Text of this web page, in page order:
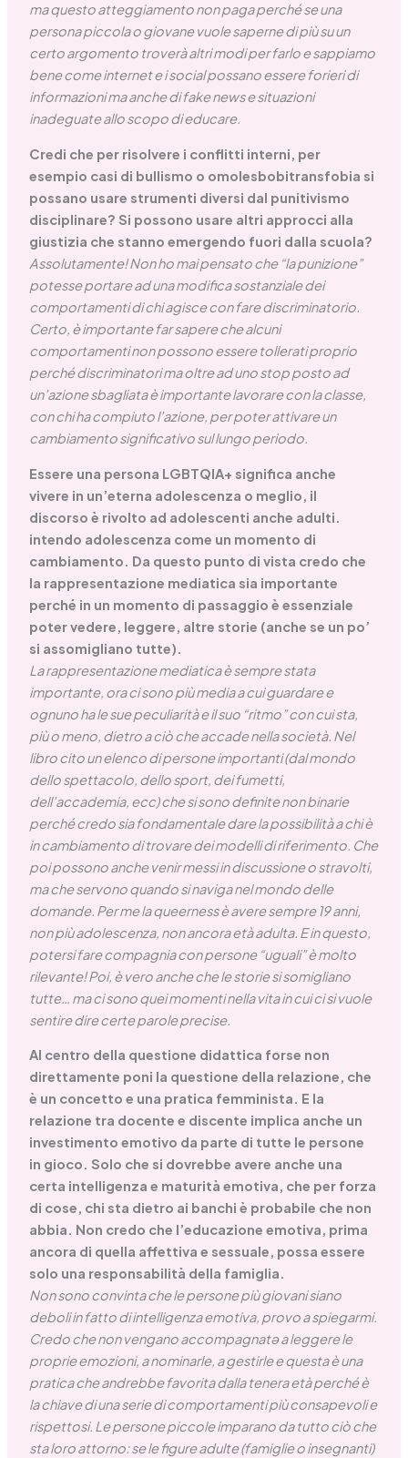
ma questo atteggiamento non paga perché se una
persona piccola o giovane vuole saperne di più su un
certo argomento troverà altri modi per farlo e sappiamo
bene come internet e i social possano essere forieri di
informazioni ma anche di fake news e situazioni
inadeguate allo scopo di educare.
Credi che per risolvere i conflitti interni, per
esempio casi di bullismo o omolesbobitransfobia si
possano usare strumenti diversi dal punitivismo
disciplinare? Si possono usare altri approcci alla
giustizia che stanno emergendo fuori dalla scuola?
Assolutamente! Non ho mai pensato che “la punizione”
potesse portare ad una modifica sostanziale dei
comportamenti di chi agisce con fare discriminatorio.
Certo, è importante far sapere che alcuni
comportamenti non possono essere tollerati proprio
perché discriminatori ma oltre ad uno stop posto ad
un’azione sbagliata è importante lavorare con la classe,
con chi ha compiuto l’azione, per poter attivare un
cambiamento significativo sul lungo periodo.
Essere una persona LGBTQIA+ significa anche
vivere in un’eterna adolescenza o meglio, il
discorso è rivolto ad adolescenti anche adulti.
intendo adolescenza come un momento di
cambiamento. Da questo punto di vista credo che
la rappresentazione mediatica sia importante
perché in un momento di passaggio è essenziale
poter vedere, leggere, altre storie (anche se un po’
si assomigliano tutte).
La rappresentazione mediatica è sempre stata
importante, ora ci sono più media a cui guardare e
ognuno ha le sue peculiarità e il suo “ritmo” con cui sta,
più o meno, dietro a ciò che accade nella società. Nel
libro cito un elenco di persone importanti (dal mondo
dello spettacolo, dello sport, dei fumetti,
dell’accademia, ecc) che si sono definite non binarie
perché credo sia fondamentale dare la possibilità a chi è
in cambiamento di trovare dei modelli di riferimento. Che
poi possono anche venir messi in discussione o stravolti,
ma che servono quando si naviga nel mondo delle
domande. Per me la queerness è avere sempre 19 anni,
non più adolescenza, non ancora età adulta. E in questo,
potersi fare compagnia con persone “uguali” è molto
rilevante! Poi, è vero anche che le storie si somigliano
tutte… ma ci sono quei momenti nella vita in cui ci si vuole
sentire dire certe parole precise.
Al centro della questione didattica forse non
direttamente poni la questione della relazione, che
è un concetto e una pratica femminista. E la
relazione tra docente e discente implica anche un
investimento emotivo da parte di tutte le persone
in gioco. Solo che si dovrebbe avere anche una
certa intelligenza e maturità emotiva, che per forza
di cose, chi sta dietro ai banchi è probabile che non
abbia. Non credo che l’educazione emotiva, prima
ancora di quella affettiva e sessuale, possa essere
solo una responsabilità della famiglia.
Non sono convinta che le persone più giovani siano
deboli in fatto di intelligenza emotiva, provo a spiegarmi.
Credo che non vengano accompagnatə a leggere le
proprie emozioni, a nominarle, a gestirle e questa è una
pratica che andrebbe favorita dalla tenera età perché è
la chiave di una serie di comportamenti più consapevoli e
rispettosi. Le persone piccole imparano da tutto ciò che
sta loro attorno: se le figure adulte (famiglie o insegnanti)